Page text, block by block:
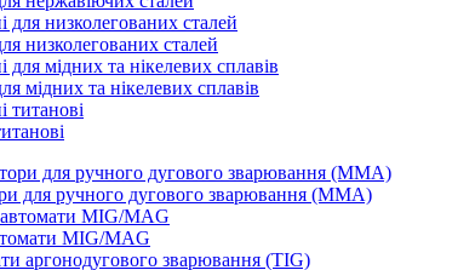
низколегованих сталей
мідних та нікелевих сплавів
для ручного дугового зварювання (MMA)
MIG/MAG